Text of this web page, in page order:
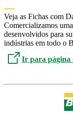
Veja as Fichas com
Acessar FDS
Acessar FDS
Comercializamos
desenvolvidos para
indústrias em todo o
Ir para página